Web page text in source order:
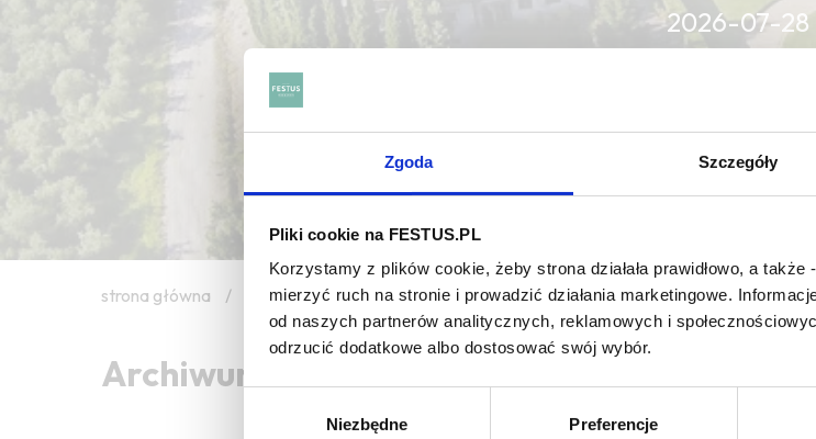
Zgoda Szczegóły
Pliki cookie na FESTUS.PL
Korzystamy z plików cookie, żeby strona działała prawidłowo, a
mierzyć ruch na stronie i prowadzić działania marketingowe.
od naszych partnerów analitycznych, reklamowych i
odrzucić dodatkowe albo dostosować swój wybór.
Niezbędne Preferencje
2026-07-28
CZYTAJ WIĘCEJ
CZYTAJ WIĘCEJ
strona główna / gout de paille
Archiwum wpisów tagu: gout de paille